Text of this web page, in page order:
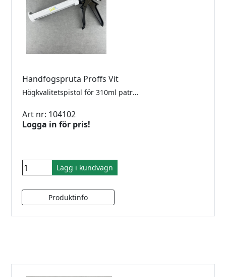
Handfogspruta Proffs Vit
Högkvalitetspistol för 310ml patroner. Mycket god utväxling. Maximalt tryck på 4 kN (ca. 400 kg). Optimal för tröga fogmassor.
Art nr: 104102
Logga in för pris!
Lägg i kundvagn